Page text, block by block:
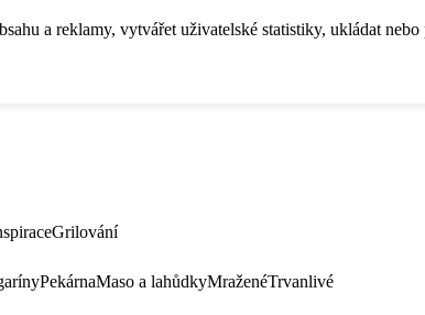
a reklamy, vytvářet uživatelské statistiky, ukládat
Grilování
PekárnaMaso a lahůdkyMraženéTrvanlivé